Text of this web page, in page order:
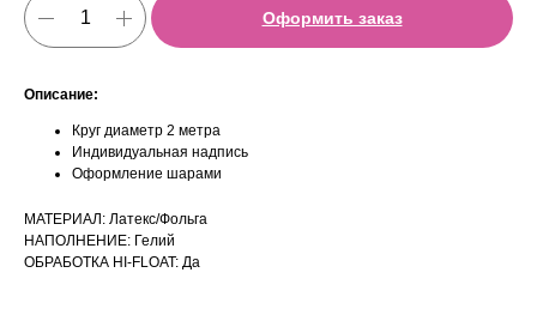
Оформить заказ
Описание:
Круг диаметр 2 метра
Индивидуальная надпись
Оформление шарами
МАТЕРИАЛ: Латекс/Фольга
НАПОЛНЕНИЕ: Гелий
ОБРАБОТКА HI-FLOAT: Да